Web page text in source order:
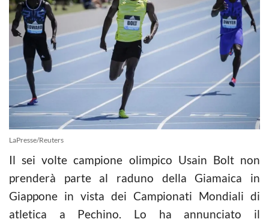
LaPresse/Reuters
Il sei volte campione olimpico Usain Bolt non
prenderà parte al raduno della Giamaica in
Giappone in vista dei Campionati Mondiali di
atletica a Pechino. Lo ha annunciato il